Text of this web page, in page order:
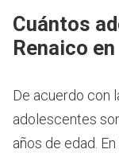
Cuántos
Renaico
De acuerdo con
adolescentes
años de edad.